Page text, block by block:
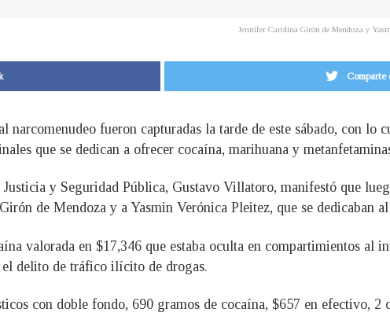
Jennifer Carolina Girón de Mendoza y
narcomenudeo fueron capturadas la tarde de este sábado, con
que se dedican a ofrecer cocaína, marihuana y
y Seguridad Pública, Gustavo Villatoro, manifestó que
de Mendoza y a Yasmin Verónica Pleitez, que se dedicaban
valorada en $17,346 que estaba oculta en compartimientos al
el delito de tráfico ilícito de drogas.
con doble fondo, 690 gramos de cocaína, $657 en efectivo, 2